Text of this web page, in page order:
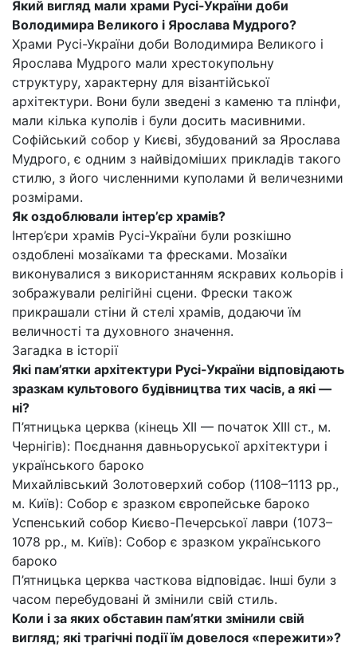
Який вигляд мали храми Русі-України доби
Володимира Великого і Ярослава Мудрого?
Храми Русі-України доби Володимира Великого і
Ярослава Мудрого мали хрестокупольну
структуру, характерну для візантійської
архітектури. Вони були зведені з каменю та плінфи,
мали кілька куполів і були досить масивними.
Софійський собор у Києві, збудований за Ярослава
Мудрого, є одним з найвідоміших прикладів такого
стилю, з його численними куполами й величезними
розмірами.
Як оздоблювали інтер’єр храмів?
Інтер’єри храмів Русі-України були розкішно
оздоблені мозаїками та фресками. Мозаїки
виконувалися з використанням яскравих кольорів і
зображували релігійні сцени. Фрески також
прикрашали стіни й стелі храмів, додаючи їм
величності та духовного значення.
Загадка в історії
Які пам’ятки архітектури Русі-України відповідають
зразкам культового будівництва тих часів, а які —
ні?
П’ятницька церква (кінець XII — початок XIII ст., м.
Чернігів): Поєднання давньоруської архітектури і
українського бароко
Михайлівський Золотоверхий собор (1108–1113 рр.,
м. Київ): Собор є зразком європейське бароко
Успенський собор Києво-Печерської лаври (1073–
1078 рр., м. Київ): Собор є зразком українського
бароко
П’ятницька церква часткова відповідає. Інші були з
часом перебудовані й змінили свій стиль.
Коли і за яких обставин пам’ятки змінили свій
вигляд; які трагічні події їм довелося «пережити»?